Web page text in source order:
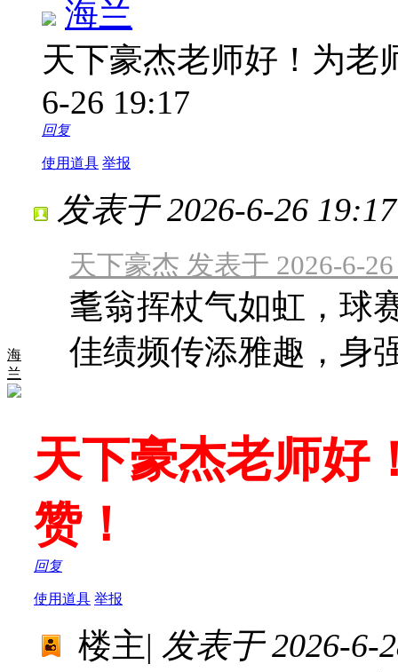
海兰
天下豪杰老师好！为
6-26 19:17
回复
使用道具 举报
海
兰
发表于 2026-6-26
天下豪杰 发表于 2026-6-
耄翁挥杖气如虹，球
佳绩频传添雅趣，身
天下豪杰老师好
赞！
回复
使用道具 举报
楼主| 发表于 2026-6-